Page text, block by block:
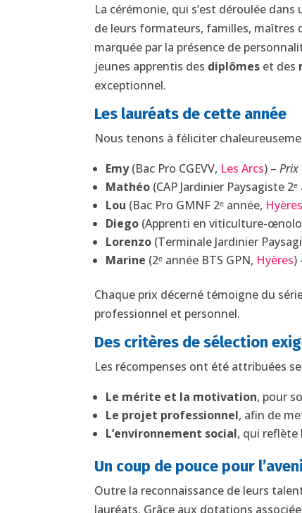
La cérémonie, qui s’est déroulée
de leurs formateurs, familles, maîtres
marquée par la présence de
jeunes apprentis des diplômes et des
exceptionnel.
Les lauréats de cette année
Nous tenons à féliciter
Emy(Bac Pro CGEVV, Les Arcs) –Prix
Mathéo (CAP Jardinier Paysagiste
Lou (Bac Pro GMNF 2ᵉ année, Hyères
Diego (Apprenti en viticulture-
Lorenzo (Terminale Jardinier
Marine (2ᵉ année BTS GPN, Hyères)
Chaque prix décerné témoigne du
professionnel et personnel.
Des critères de sélection
Les récompenses ont été attribuées
Le mérite et la motivation, pour
Le projet professionnel, afin de
L’environnement social, qui reflète
Un coup de pouce pour
Outre la reconnaissance de leurs
lauréats. Grâce aux dotations